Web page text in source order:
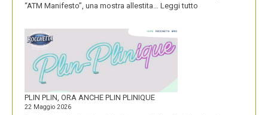
“ATM Manifesto”, una mostra allestita… Leggi tutto
PLIN PLIN, ORA ANCHE PLIN PLINIQUE
22 Maggio 2026